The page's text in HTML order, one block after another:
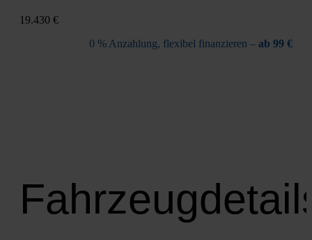
19.430 €
0 % Anzah­lung, fle­xi­bel finan­zie­ren – ab 99 €